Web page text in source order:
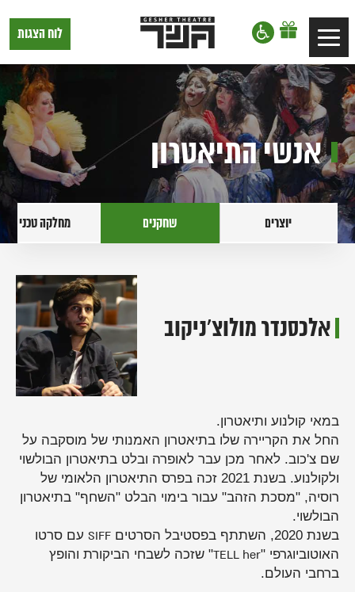
דלג לסרגל הניווט
דלג לתוכן
Toggle
navigation
תיאטרון
גשר,
בתל
אביב
לוח הצגות
אנשי התיאטרון
יוצרים שחקנים מחלקה טכנית
אלכסנדר מולוצ'ניקוב
במאי קולנוע ותיאטרון.
החל את הקריירה שלו בתיאטרון האמנותי של מוסקבה על
שם צ'כוב. לאחר מכן עבר לאופרה ובלט בתיאטרון הבולשוי
ולקולנוע. בשנת 2021 זכה בפרס התיאטרון הלאומי של
רוסיה, "מסכת הזהב" עבור בימוי הבלט "השחף" בתיאטרון
הבולשוי.
בשנת 2020, השתתף בפסטיבל הסרטים
SIFF עם סרטו
האוטוביוגרפי "TELL her" שזכה לשבחי הביקורת והופץ
ברחבי העולם.